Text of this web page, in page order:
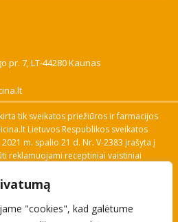
"cookies", kad galėtume
pr. 7, LT-44280 Kaunas
tik sveikatos priežiūros ir farmacijos
Lietuvos Respublikos sveikatos
m. spalio 21 d. Nr. V-2383 įrašyta į
reklamuojami receptiniai vaistiniai
nuorodos: Vaistų ir medicinos
paieška, VVKT tinklalapis, Sveikatos
pranešimo apie įtariamą